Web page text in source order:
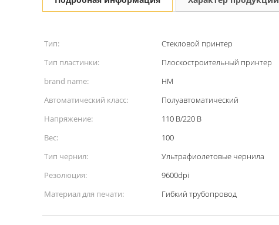
Тип: Стекловой принтер
Тип пластинки:
Плоскостроительный принтер
brand name:
HM
Автоматический класс:
Полуавтоматический
Напряжение:
110 В/220 В
Вес:
100
Тип чернил:
Ультрафиолетовые чернила
Резолюция:
9600dpi
Материал для печати:
Гибкий трубопровод